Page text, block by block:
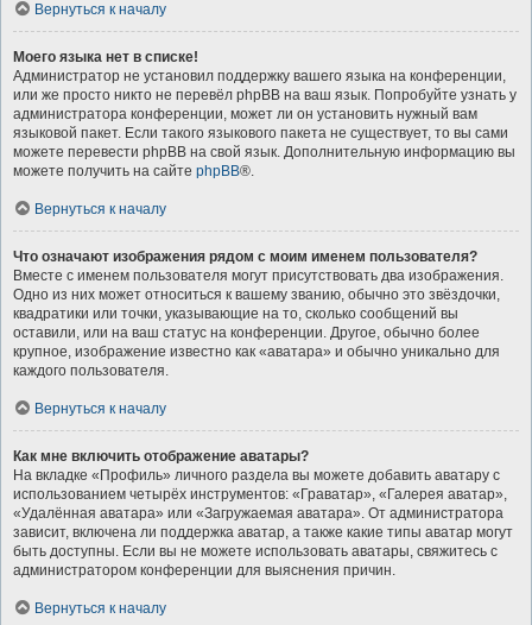
Вернуться к началу
Моего языка нет в списке!
Администратор не установил поддержку вашего языка на конференции,
или же просто никто не перевёл phpBB на ваш язык. Попробуйте узнать у
администратора конференции, может ли он установить нужный вам
языковой пакет. Если такого языкового пакета не существует, то вы сами
можете перевести phpBB на свой язык. Дополнительную информацию вы
можете получить на сайте phpBB®.
Вернуться к началу
Что означают изображения рядом с моим именем пользователя?
Вместе с именем пользователя могут присутствовать два изображения.
Одно из них может относиться к вашему званию, обычно это звёздочки,
квадратики или точки, указывающие на то, сколько сообщений вы
оставили, или на ваш статус на конференции. Другое, обычно более
крупное, изображение известно как «аватара» и обычно уникально для
каждого пользователя.
Вернуться к началу
Как мне включить отображение аватары?
На вкладке «Профиль» личного раздела вы можете добавить аватару с
использованием четырёх инструментов: «Граватар», «Галерея аватар»,
«Удалённая аватара» или «Загружаемая аватара». От администратора
зависит, включена ли поддержка аватар, а также какие типы аватар могут
быть доступны. Если вы не можете использовать аватары, свяжитесь с
администратором конференции для выяснения причин.
Вернуться к началу